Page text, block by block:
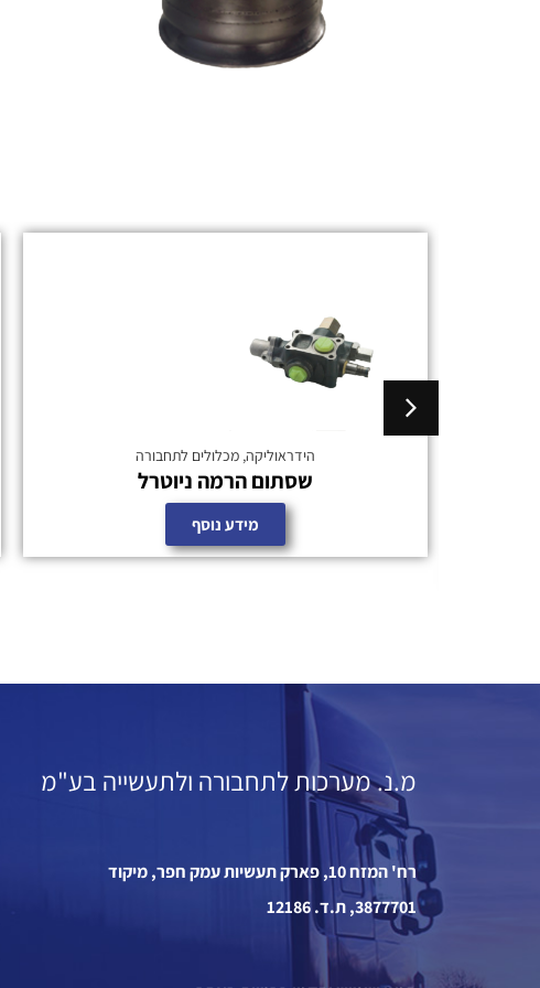
הידראוליקה, מכלולים לתחבורה
שסתום הרמה ניוטרל
מידע נוסף
מ.נ. מערכות לתחבורה ולתעשייה בע"מ
רח' המזח 10, פארק תעשיות עמק חפר, מיקוד
3877701, ת.ד. 12186